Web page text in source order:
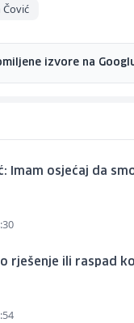
Čović
izvore na
Imam osjećaj da
rješenje ili raspad